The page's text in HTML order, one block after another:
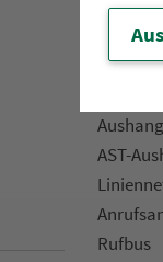
Netz
AST-
Rufbus